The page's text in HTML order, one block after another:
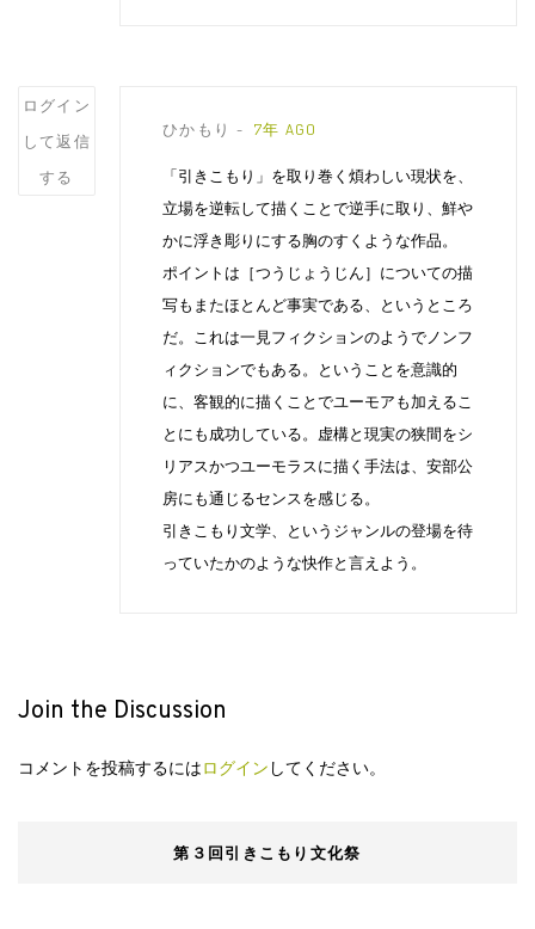
Post
comment
ログイン
して返信
する
ひかもり 7年 AGO
「引きこもり」を取り巻く煩わしい現状を、
立場を逆転して描くことで逆手に取り、鮮や
かに浮き彫りにする胸のすくような作品。
ポイントは［つうじょうじん］についての描
写もまたほとんど事実である、というところ
だ。これは一見フィクションのようでノンフ
ィクションでもある。ということを意識的
に、客観的に描くことでユーモアも加えるこ
とにも成功している。虚構と現実の狭間をシ
リアスかつユーモラスに描く手法は、安部公
房にも通じるセンスを感じる。
引きこもり文学、というジャンルの登場を待
っていたかのような快作と言えよう。
Join the Discussion
コメントを投稿するにはログイン してください。
第３回引きこもり文化祭